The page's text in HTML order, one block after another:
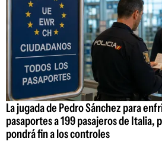
La jugada de Pedro Sánchez para
pasaportes a 199 pasajeros de Italia,
pondrá fin a los controles